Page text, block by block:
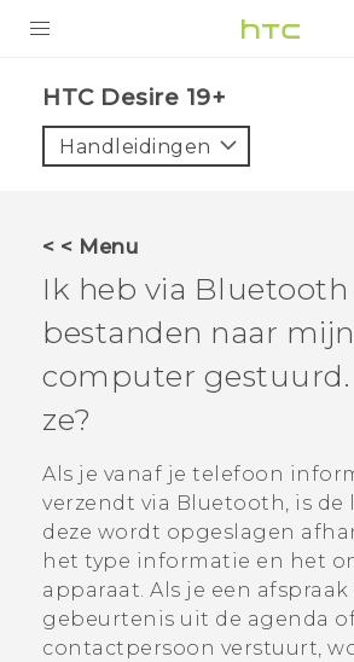
VIVE
AANBIEDINGEN
HTC Club
SUPPORT
HTC-apparaten & -accessoires
VIVERSE
Aanmelden
‎HTC Desire 19+‎‎
Handleidingen
< < Menu
Ik heb via Bluetooth
bestanden naar mijn
computer gestuurd.
ze?
Als je vanaf je telefoon
verzendt via Bluetooth, is de
deze wordt opgeslagen
het type informatie en het
apparaat. Als je een afspraak
gebeurtenis uit de agenda
contactpersoon verstuurt,